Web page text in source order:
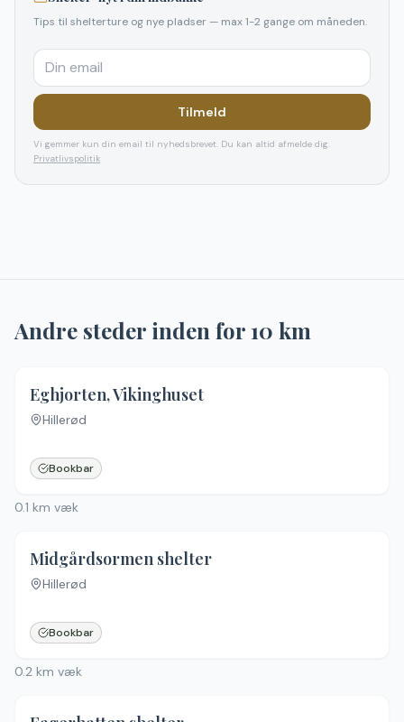
Tips til shelterture og nye pladser — max 1-2 gange om måneden.
Tilmeld
Vi gemmer kun din email til nyhedsbrevet. Du kan altid afmelde dig.
Privatlivspolitik
Andre steder inden for10 km
Eghjorten, Vikinghuset
Hillerød
Bookbar
0.1 km væk
Midgårdsormen shelter
Hillerød
Bookbar
0.2 km væk